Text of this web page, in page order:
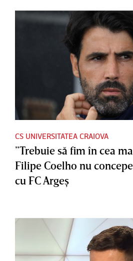
CS UNIVERSITATEA CRAIOVA
”Trebuie să fim în cea
Filipe Coelho nu
cu FC Argeş